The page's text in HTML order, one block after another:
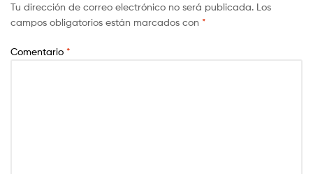
Tu dirección de correo electrónico no será publicada. Los
campos obligatorios están marcados con *
Comentario *